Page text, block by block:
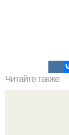
Читайте также